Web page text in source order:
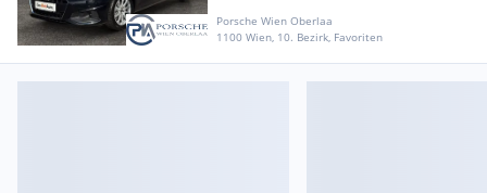
Porsche Wien Oberlaa
1100 Wien, 10. Bezirk, Favoriten